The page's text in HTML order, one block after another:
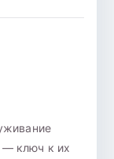
— ключ к их